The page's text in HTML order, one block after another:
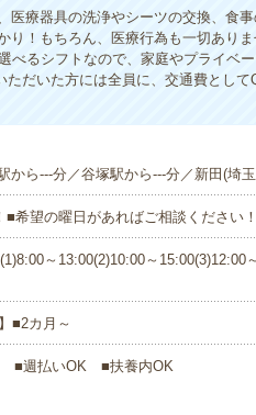
医療器具の洗浄やシーツの交換、食
！もちろん、医療行為も一切ありま
べるシフトなので、家庭やプライベ
ただいた方には全員に、交通費として
から---分／谷塚駅から---分／新田(埼
希望の曜日があればご相談ください！
～13:00(2)10:00～15:00(3)12:00
■2カ月～
■週払いOK ■扶養内OK